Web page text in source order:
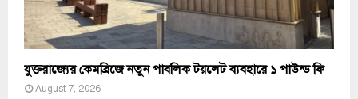
যুক্তরাজ্যের কেমব্রিজে নতুন পাবলিক টয়লেট ব্যবহারে ১ পাউন্ড ফি
August 7, 2026